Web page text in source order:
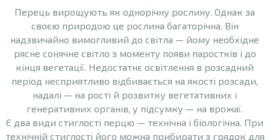
Перець вирощують як однорічну рослину. Однак за
своєю природою це рослина багаторічна. Він
надзвичайно вимогливий до світла — йому необхідне
рясне сонячне світло з моменту появи паростків і до
кінця вегетації. Недостатнє освітлення в розсадний
період несприятливо відбивається на якості розсади,
надалі — на рості й розвитку вегетативних і
генеративних органів, у підсумку — на врожаї.
Є два види стиглості перцю — технічна і біологічна. При
технічній стиглості його можна прибирати з грядок для